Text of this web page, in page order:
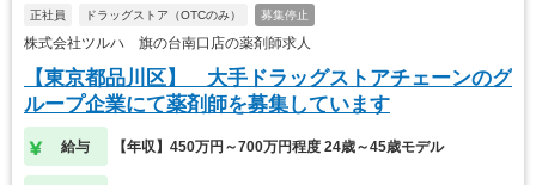
正社員 ドラッグストア（OTCのみ） 募集停止
株式会社ツルハ 旗の台南口店の薬剤師求人
【東京都品川区】 大手ドラッグストアチェーンのグ
ループ企業にて薬剤師を募集しています
給与 【年収】450万円～700万円程度 24歳～45歳モデル